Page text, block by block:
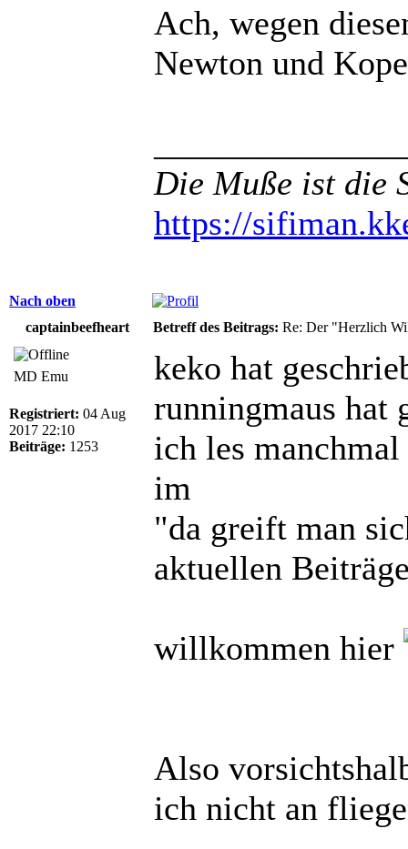
Ach, wegen
Newton und
Die Muße ist die
https://
Nach oben
captainbeefheart
Betreff des Beitrags: Re: Der "Herzlich
MD Emu
Registriert: 04 Aug
2017 22:10
Beiträge: 1253
keko hat
runningmaus hat
ich les
im
"da greift man
aktuellen
willkommen hier
Also
ich nicht an